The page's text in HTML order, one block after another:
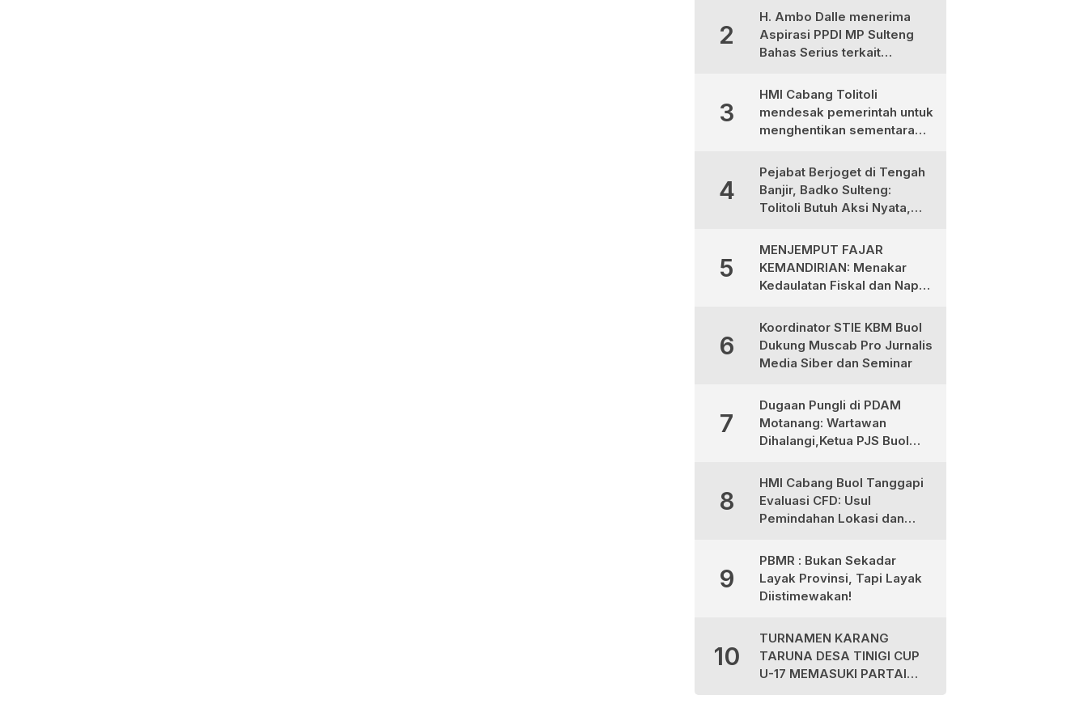
RSUD Morowali Utara
2
H. Ambo Dalle menerima
Aspirasi PPDI MP Sulteng
Bahas Serius terkait
Desa
3
HMI Cabang Tolitoli
mendesak pemerintah untuk
menghentikan sementara
4
Pejabat Berjoget di Tengah
Banjir, Badko Sulteng:
Tolitoli Butuh Aksi Nyata,
5
MENJEMPUT FAJAR
KEMANDIRIAN: Menakar
Kedaulatan Fiskal dan Napas
6
Koordinator STIE KBM Buol
Dukung Muscab Pro Jurnalis
Media Siber dan Seminar
7
Dugaan Pungli di PDAM
Motanang: Wartawan
Dihalangi,Ketua PJS Buol
Plt Dirut dan Tegakkan UU
Pers
8
HMI Cabang Buol Tanggapi
Evaluasi CFD: Usul
Pemindahan Lokasi dan
Olahraga
9
PBMR : Bukan Sekadar
Layak Provinsi, Tapi Layak
Diistimewakan!
10
TURNAMEN KARANG
TARUNA DESA TINIGI CUP
U-17 MEMASUKI PARTAI